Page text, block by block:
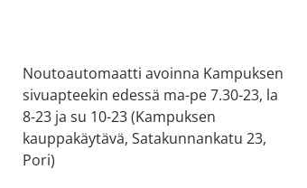
Noutoautomaatti avoinna Kampuksen
sivuapteekin edessä ma-pe 7.30-23, la
8-23 ja su 10-23 (Kampuksen
kauppakäytävä, Satakunnankatu 23,
Pori)